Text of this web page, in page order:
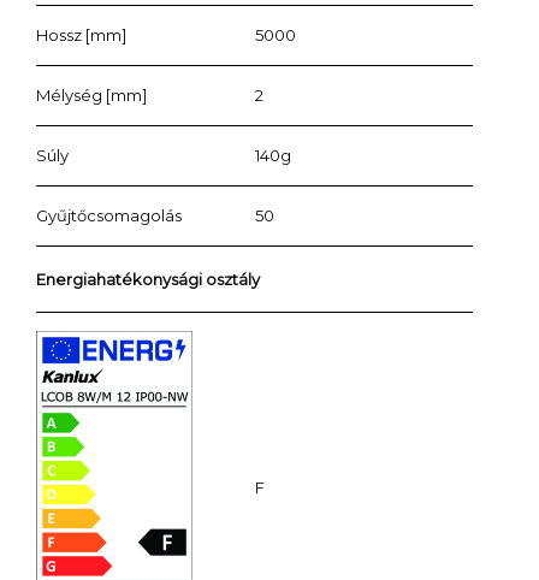
Hossz [mm] 5000
Mélység [mm] 2
Súly 140g
Gyűjtőcsomagolás 50
Energiahatékonysági osztály
F